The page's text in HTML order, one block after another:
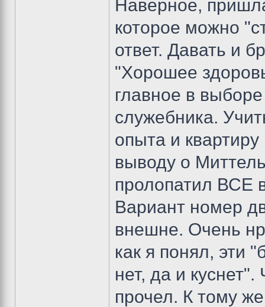
Наверное,
которое можно
ответ. Давать и
"Хорошее
главное в
служебника.
опыта и
выводу о
пролопатил ВСЕ
Вариант номер
внешне. Очень
как я понял, эти
нет, да и
прочел. К тому